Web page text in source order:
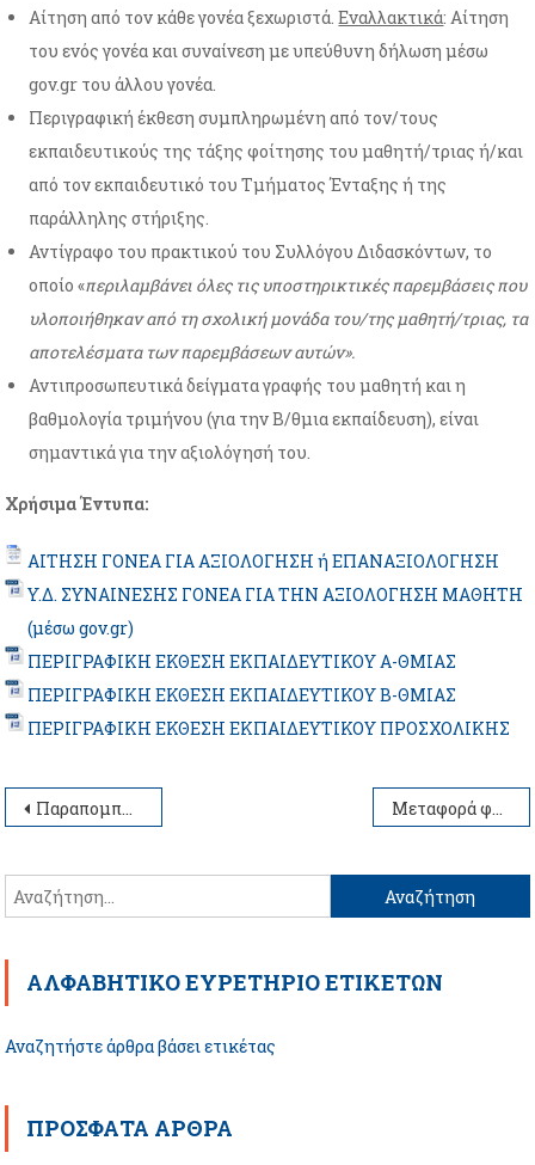
Αίτηση από τον κάθε γονέα ξεχωριστά.Εναλλακτικά: Αίτηση
του ενός γονέα και συναίνεση με υπεύθυνη δήλωση μέσω
gov.gr του άλλου γονέα.
Περιγραφική έκθεση συμπληρωμένη από τον/τους
εκπαιδευτικούς της τάξης φοίτησης του μαθητή/τριας ή/και
από τον εκπαιδευτικό του Τμήματος Ένταξης ή της
παράλληλης στήριξης.
Αντίγραφο του πρακτικού του Συλλόγου Διδασκόντων, το
οποίο «περιλαμβάνει όλες τις υποστηρικτικές παρεμβάσεις που
υλοποιήθηκαν από τη σχολική μονάδα του/της μαθητή/τριας, τα
αποτελέσματα των παρεμβάσεων αυτών».
Αντιπροσωπευτικά δείγματα γραφής του μαθητή και η
βαθμολογία τριμήνου (για την Β/θμια εκπαίδευση), είναι
σημαντικά για την αξιολόγησή του.
Χρήσιμα Έντυπα:
AΙΤΗΣΗ ΓΟΝΕΑ ΓΙΑ ΑΞΙΟΛΟΓΗΣΗ ή ΕΠΑΝΑΞΙΟΛΟΓΗΣΗ
Y.Δ. ΣΥΝΑΙΝΕΣΗΣ ΓΟΝΕΑ ΓΙΑ ΤΗΝ ΑΞΙΟΛΟΓΗΣΗ ΜΑΘΗΤΗ
(μέσω gov.gr)
ΠΕΡΙΓΡΑΦΙΚΗ ΕΚΘΕΣΗ ΕΚΠΑΙΔΕΥΤΙΚΟΥ Α-ΘΜΙΑΣ
ΠΕΡΙΓΡΑΦΙΚΗ ΕΚΘΕΣΗ ΕΚΠΑΙΔΕΥΤΙΚΟΥ Β-ΘΜΙΑΣ
ΠΕΡΙΓΡΑΦΙΚΗ ΕΚΘΕΣΗ ΕΚΠΑΙΔΕΥΤΙΚΟΥ ΠΡΟΣΧΟΛΙΚΗΣ
Πλοήγηση
Παραπομπή μαθητή για επαναξιολόγηση από σχολική μονάδα με ΕΔΥ Μεταφορά φακέλου μαθητή σε άλλο ΚΕΔΑΣΥ
Αναζήτηση
για:
ΑΛΦΑΒΗΤΙΚΌ ΕΥΡΕΤΉΡΙΟ EΤΙΚΕΤΏΝ
Αναζητήστε άρθρα βάσει ετικέτας
ΠΡΌΣΦΑΤΑ ΆΡΘΡΑ